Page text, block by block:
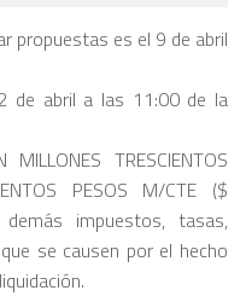
propuestas es el 9 de abril
de abril a las 11:00 de la
TRESCIENTOS
PESOS M/CTE ($
impuestos, tasas,
se causen por el hecho